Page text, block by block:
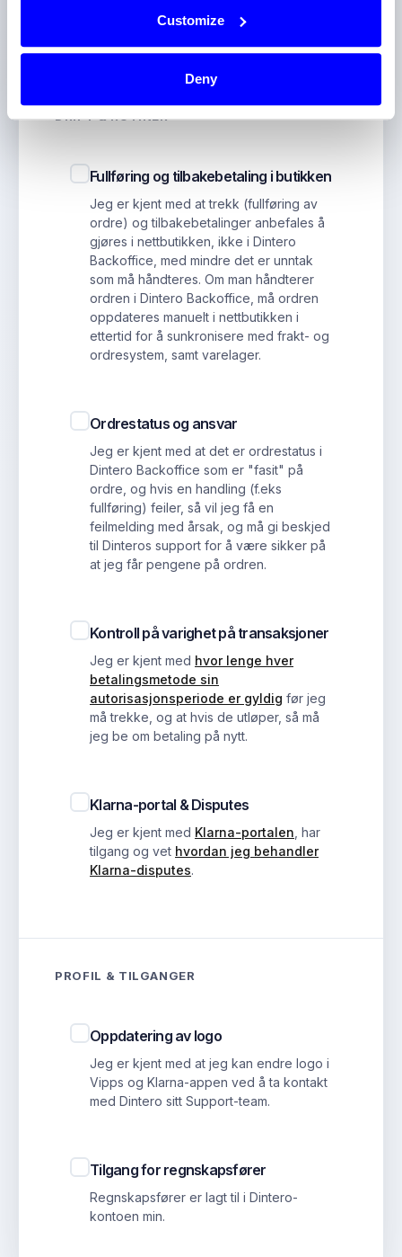
Customize
Deny
DRIFT & RUTINER
Fullføring og tilbakebetaling i butikken
Jeg er kjent med at trekk (fullføring av
ordre) og tilbakebetalinger anbefales å
gjøres i nettbutikken, ikke i Dintero
Backoffice, med mindre det er unntak
som må håndteres. Om man håndterer
ordren i Dintero Backoffice, må ordren
oppdateres manuelt i nettbutikken i
ettertid for å sunkronisere med frakt- og
ordresystem, samt varelager.
Ordrestatus og ansvar
Jeg er kjent med at det er ordrestatus i
Dintero Backoffice som er "fasit" på
ordre, og hvis en handling (f.eks
fullføring) feiler, så vil jeg få en
feilmelding med årsak, og må gi beskjed
til Dinteros support for å være sikker på
at jeg får pengene på ordren.
Kontroll på varighet på transaksjoner
Jeg er kjent med hvor lenge hver
betalingsmetode sin
autorisasjonsperiode er gyldig før jeg
må trekke, og at hvis de utløper, så må
jeg be om betaling på nytt.
Klarna-portal & Disputes
Jeg er kjent med Klarna-portalen , har
tilgang og vet hvordan jeg behandler
Klarna-disputes.
PROFIL & TILGANGER
Oppdatering av logo
Jeg er kjent med at jeg kan endre logo i
Vipps og Klarna-appen ved å ta kontakt
med Dintero sitt Support-team.
Tilgang for regnskapsfører
Regnskapsfører er lagt til i Dintero-
kontoen min.